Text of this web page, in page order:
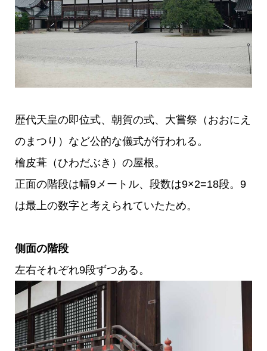
歴代天皇の即位式、朝賀の式、大嘗祭（おおにえ
のまつり）など公的な儀式が行われる。
檜皮葺（ひわだぶき）の屋根。
正面の階段は幅9メートル、段数は9×2=18段。9
は最上の数字と考えられていたため。
側面の階段
左右それぞれ9段ずつある。